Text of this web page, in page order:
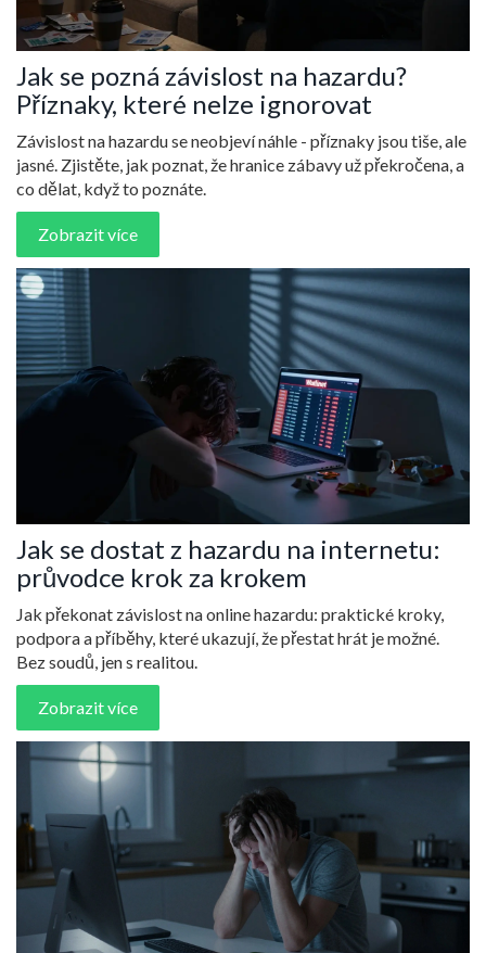
Jak se pozná závislost na hazardu?
Příznaky, které nelze ignorovat
Závislost na hazardu se neobjeví náhle - příznaky jsou tiše, ale
jasné. Zjistěte, jak poznat, že hranice zábavy už překročena, a
co dělat, když to poznáte.
Zobrazit více
Jak se dostat z hazardu na internetu:
průvodce krok za krokem
Jak překonat závislost na online hazardu: praktické kroky,
podpora a příběhy, které ukazují, že přestat hrát je možné.
Bez soudů, jen s realitou.
Zobrazit více